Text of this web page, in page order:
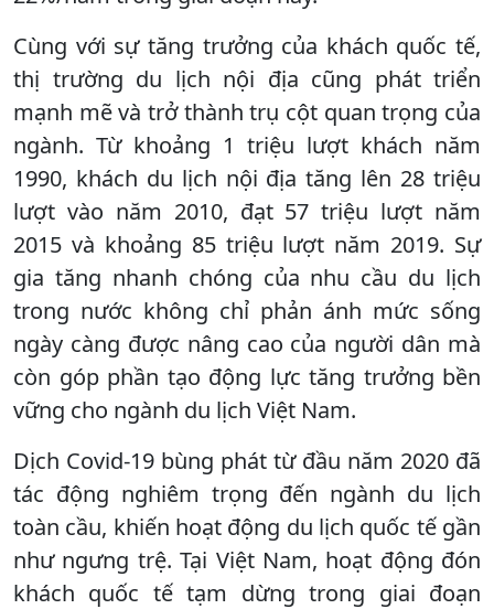
Cùng với sự tăng trưởng của khách quốc tế,
thị trường du lịch nội địa cũng phát triển
mạnh mẽ và trở thành trụ cột quan trọng của
ngành. Từ khoảng 1 triệu lượt khách năm
1990, khách du lịch nội địa tăng lên 28 triệu
lượt vào năm 2010, đạt 57 triệu lượt năm
2015 và khoảng 85 triệu lượt năm 2019. Sự
gia tăng nhanh chóng của nhu cầu du lịch
trong nước không chỉ phản ánh mức sống
ngày càng được nâng cao của người dân mà
còn góp phần tạo động lực tăng trưởng bền
vững cho ngành du lịch Việt Nam.
Dịch Covid-19 bùng phát từ đầu năm 2020 đã
tác động nghiêm trọng đến ngành du lịch
toàn cầu, khiến hoạt động du lịch quốc tế gần
như ngưng trệ. Tại Việt Nam, hoạt động đón
khách quốc tế tạm dừng trong giai đoạn